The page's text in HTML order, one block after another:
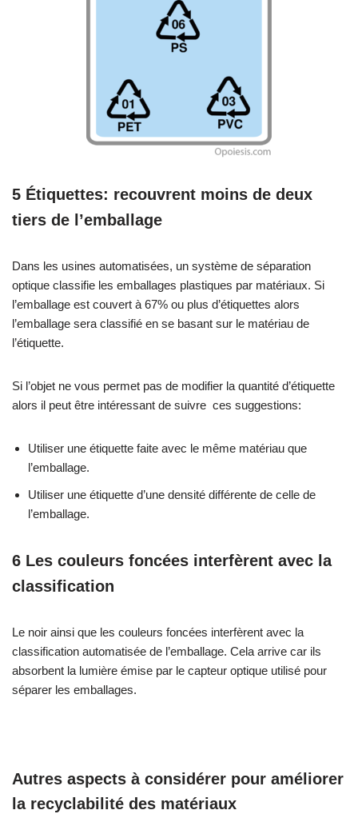
5 Étiquettes: recouvrent moins de deux
tiers de l’emballage
Dans les usines automatisées, un système de séparation
optique classifie les emballages plastiques par matériaux. Si
l’emballage est couvert à 67% ou plus d’étiquettes alors
l’emballage sera classifié en se basant sur le matériau de
l’étiquette.
Si l’objet ne vous permet pas de modifier la quantité d’étiquette
alors il peut être intéressant de suivre ces suggestions:
Utiliser une étiquette faite avec le même matériau que
l’emballage.
Utiliser une étiquette d’une densité différente de celle de
l’emballage.
6 Les couleurs foncées interfèrent avec la
classification
Le noir ainsi que les couleurs foncées interfèrent avec la
classification automatisée de l’emballage. Cela arrive car ils
absorbent la lumière émise par le capteur optique utilisé pour
séparer les emballages.
Autres aspects à considérer pour améliorer
la recyclabilité des matériaux